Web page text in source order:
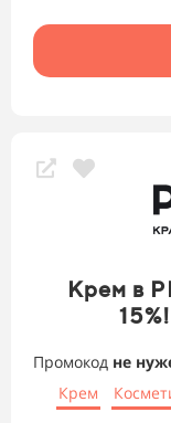
Крем в
15%!
Промокод не
Крем